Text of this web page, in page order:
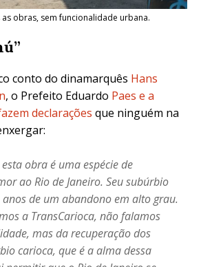
obras, sem funcionalidade urbana.
conto do dinamarquês Hans
, o Prefeito Eduardo Paes e a
declarações que ninguém na
obra é uma espécie de
ao Rio de Janeiro. Seu subúrbio
de um abandono em alto grau.
a TransCarioca, não falamos
mas da recuperação dos
carioca, que é a alma dessa